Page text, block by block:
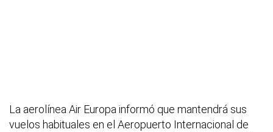
La aerolínea Air Europa informó que mantendrá sus
vuelos habituales en el Aeropuerto Internacional de